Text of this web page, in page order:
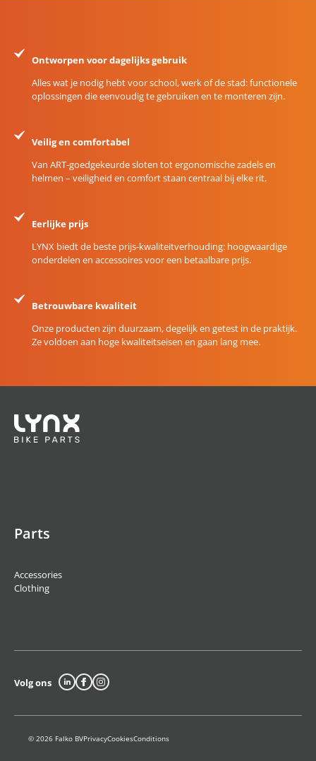
Ontworpen voor dagelijks gebruik
Alles wat je nodig hebt voor school, werk of de stad: functionele
oplossingen die eenvoudig te gebruiken en te monteren zijn.
Veilig en comfortabel
Van ART-goedgekeurde sloten tot ergonomische zadels en
helmen – veiligheid en comfort staan centraal bij elke rit.
Eerlijke prijs
LYNX biedt de beste prijs-kwaliteitverhouding: hoogwaardige
onderdelen en accessoires voor een betaalbare prijs.
Betrouwbare kwaliteit
Onze producten zijn duurzaam, degelijk en getest in de praktijk.
Ze voldoen aan hoge kwaliteitseisen en gaan lang mee.
Parts
Accessories
Clothing
Volg ons
© 2026 Falko BVPrivacyCookiesConditions